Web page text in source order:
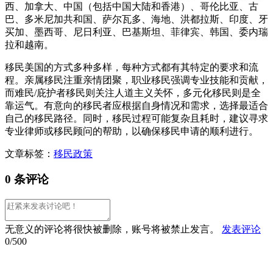
西、加拿大、中国（包括中国大陆和香港）、哥伦比亚、古
巴、多米尼加共和国、萨尔瓦多、海地、洪都拉斯、印度、牙
买加、墨西哥、尼日利亚、巴基斯坦、菲律宾、韩国、委内瑞
拉和越南。
移民美国的方式多种多样，每种方式都有其特定的要求和流
程。亲属移民注重亲情团聚，职业移民强调专业技能和贡献，
而难民/庇护者移民则关注人道主义关怀，多元化移民则是全
靠运气。有意向的移民者应根据自身情况和需求，选择最适合
自己的移民路径。同时，移民过程可能复杂且耗时，建议寻求
专业律师或移民顾问的帮助，以确保移民申请的顺利进行。
文章标签： 移民政策
0 条评论
无意义的评论将很快被删除，账号将被禁止发言。
发表评论
0/500